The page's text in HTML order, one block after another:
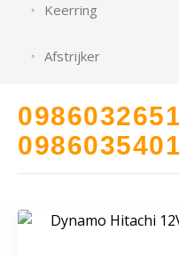
Keerring
Afstrijker